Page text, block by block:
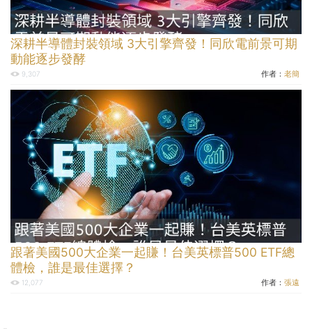
深耕半導體封裝領域 3大引擎齊發！同欣電前景可期
動能逐步發酵
9,307 作者： 老簡
跟著美國500大企業一起賺！台美英標普500 ETF總
體檢，誰是最佳選擇？
12,077 作者： 張遠